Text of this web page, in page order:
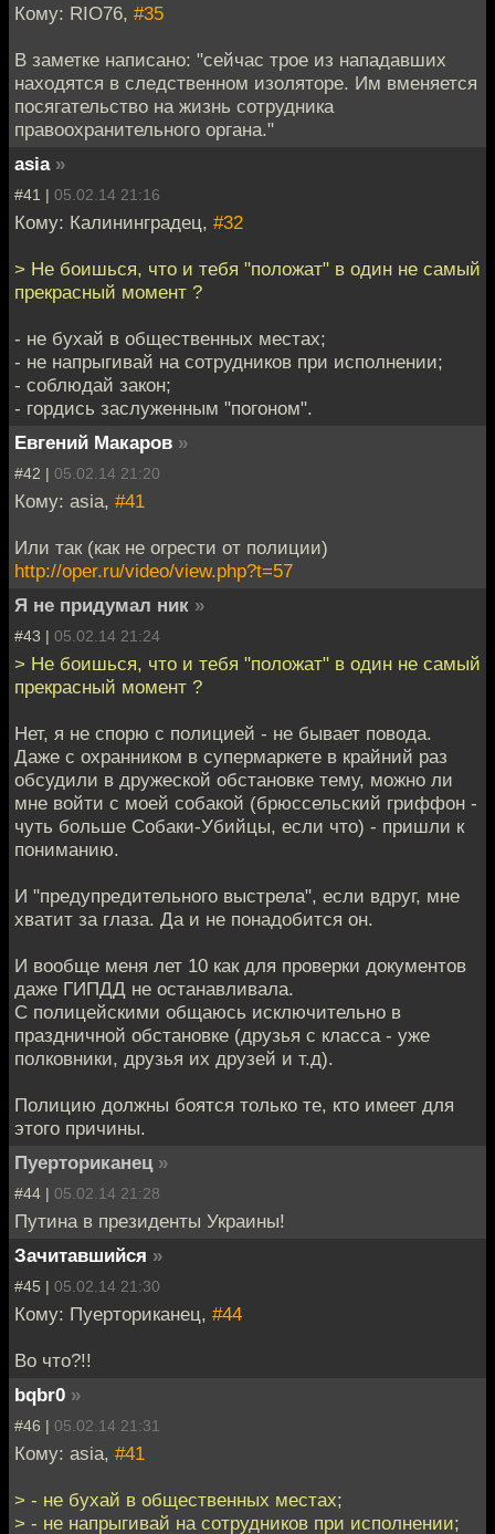
Кому: RIO76, #35
В заметке написано: "сейчас трое из нападавших
находятся в следственном изоляторе. Им вменяется
посягательство на жизнь сотрудника
правоохранительного органа."
asia »
#41 | 05.02.14 21:16
Кому: Калининградец, #32
> Не боишься, что и тебя "положат" в один не самый
прекрасный момент ?
- не бухай в общественных местах;
- не напрыгивай на сотрудников при исполнении;
- соблюдай закон;
- гордись заслуженным "погоном".
Евгений Макаров »
#42 | 05.02.14 21:20
Кому: asia, #41
Или так (как не огрести от полиции)
http://oper.ru/video/view.php?t=57
Я не придумал ник »
#43 | 05.02.14 21:24
> Не боишься, что и тебя "положат" в один не самый
прекрасный момент ?
Нет, я не спорю с полицией - не бывает повода.
Даже с охранником в супермаркете в крайний раз
обсудили в дружеской обстановке тему, можно ли
мне войти с моей собакой (брюссельский гриффон -
чуть больше Собаки-Убийцы, если что) - пришли к
пониманию.
И "предупредительного выстрела", если вдруг, мне
хватит за глаза. Да и не понадобится он.
И вообще меня лет 10 как для проверки документов
даже ГИПДД не останавливала.
С полицейскими общаюсь исключительно в
праздничной обстановке (друзья с класса - уже
полковники, друзья их друзей и т.д).
Полицию должны боятся только те, кто имеет для
этого причины.
Пуерториканец »
#44 | 05.02.14 21:28
Путина в президенты Украины!
Зачитавшийся »
#45 | 05.02.14 21:30
Кому: Пуерториканец, #44
Во что?!!
bqbr0 »
#46 | 05.02.14 21:31
Кому: asia, #41
> - не бухай в общественных местах;
> - не напрыгивай на сотрудников при исполнении;